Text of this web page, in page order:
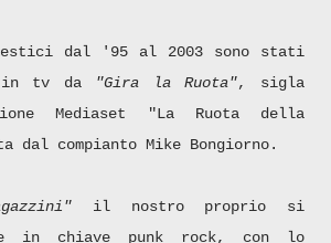
dal '95 al 2003 sono stati
in tv da
"Gira la Ruota", sigla
Mediaset "La Ruota della
dal compianto Mike Bongiorno.
il nostro proprio si
in chiave punk rock, con lo